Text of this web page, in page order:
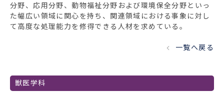
分野、応用分野、動物福祉分野および環境保全分野といっ
た幅広い領域に関心を持ち、関連領域における事象に対し
て高度な処理能力を修得できる人材を求めている。
一覧へ戻る
獣医学科